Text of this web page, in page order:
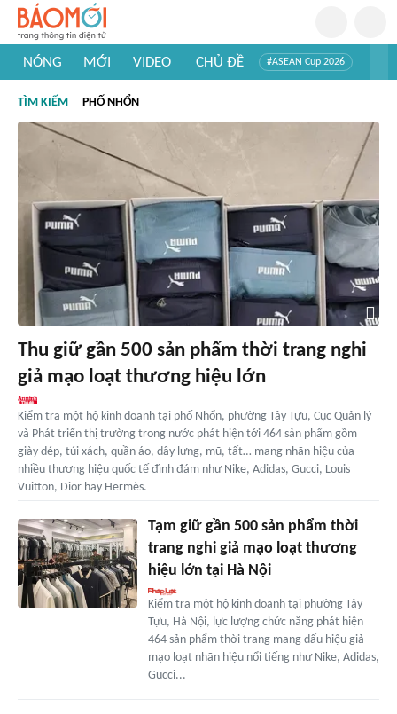
NÓNG MỚI VIDEO CHỦ ĐỀ #ASEAN Cup 2026
#Khám phá thế giới
TÌM KIẾM PHỐ NHỔN
Thu giữ gần 500 sản phẩm thời trang nghi
giả mạo loạt thương hiệu lớn
Kiểm tra một hộ kinh doanh tại phố Nhổn, phường Tây Tựu, Cục Quản lý
và Phát triển thị trường trong nước phát hiện tới 464 sản phẩm gồm
giày dép, túi xách, quần áo, dây lưng, mũ, tất… mang nhãn hiệu của
nhiều thương hiệu quốc tế đình đám như Nike, Adidas, Gucci, Louis
Vuitton, Dior hay Hermès.
Tạm giữ gần 500 sản phẩm thời
trang nghi giả mạo loạt thương
hiệu lớn tại Hà Nội
Kiểm tra một hộ kinh doanh tại phường Tây
Tựu, Hà Nội, lực lượng chức năng phát hiện
464 sản phẩm thời trang mang dấu hiệu giả
mạo loạt nhãn hiệu nổi tiếng như Nike, Adidas,
Gucci...